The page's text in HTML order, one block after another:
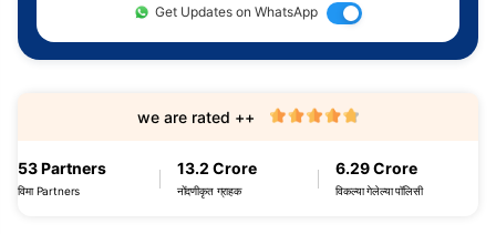
Get Updates on WhatsApp
53 Partners
विमा Partners
13.2 Crore
नोंदणीकृत ग्राहक
6.29 Crore
विकल्या गेलेल्या पॉलिसी
we are rated ++